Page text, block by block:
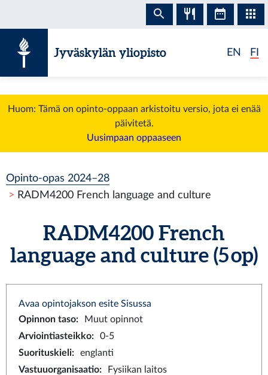
Jyväskylän yliopisto EN FI
Huom: Tämä on opinto-oppaan arkistoitu versio, jota ei enää
päivitetä.
Uusimpaan oppaaseen
Opinto-opas 2024–28
RADM4200 French language and culture
RADM4200 French
language and culture (5 op)
Avaa opintojakson esite Sisussa
Opinnon taso:
Muut opinnot
Arviointiasteikko:
0-5
Suorituskieli:
englanti
Vastuuorganisaatio:
Fysiikan laitos